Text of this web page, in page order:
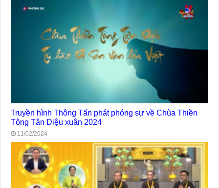
Truyền hình Thông Tấn phát phóng sự về Chùa Thiền
Tông Tân Diệu xuân 2024
11/02/2024